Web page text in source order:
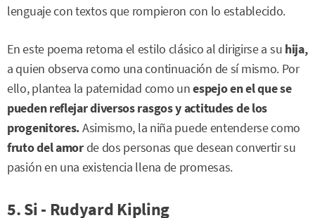
lenguaje con textos que rompieron con lo establecido.
En este poema retoma el estilo clásico al dirigirse a su hija,
a quien observa como una continuación de sí mismo. Por
ello, plantea la paternidad como unespejo en el que se
pueden reflejar diversos rasgos y actitudes de los
progenitores.Asimismo, la niña puede entenderse como
fruto del amorde dos personas que desean convertir su
pasión en una existencia llena de promesas.
5. Si - Rudyard Kipling